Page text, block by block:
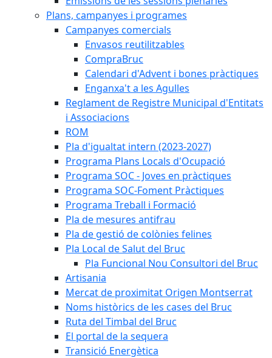
Plans, campanyes i programes
Campanyes comercials
Envasos reutilitzables
CompraBruc
Calendari d'Advent i bones pràctiques
Enganxa't a les Agulles
Reglament de Registre Municipal d'Entitats
i Associacions
ROM
Pla d'igualtat intern (2023-2027)
Programa Plans Locals d'Ocupació
Programa SOC - Joves en pràctiques
Programa SOC-Foment Pràctiques
Programa Treball i Formació
Pla de mesures antifrau
Pla de gestió de colònies felines
Pla Local de Salut del Bruc
Pla Funcional Nou Consultori del Bruc
Artisania
Mercat de proximitat Origen Montserrat
Noms històrics de les cases del Bruc
Ruta del Timbal del Bruc
El portal de la sequera
Transició Energètica